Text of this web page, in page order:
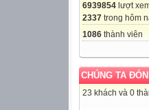
6939854 lượt
2337 trong hôm
1086 thành viên
CHÚNG TA
23 khách và 0